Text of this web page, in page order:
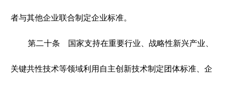
者与其他企业联合制定企业标准。
第二十条 国家支持在重要行业、战略性新兴产业、
关键共性技术等领域利用自主创新技术制定团体标准、企